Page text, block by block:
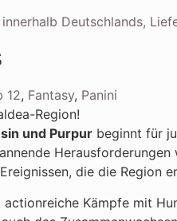
Deutschlands,
12, Fantasy, Panini
Region!
und Purpur beginnt für
die die Region
Kämpfe mit